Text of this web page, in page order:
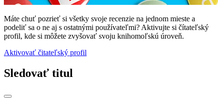
Máte chuť pozrieť si všetky svoje recenzie na jednom mieste a
podeliť sa o ne aj s ostatnými používateľmi? Aktivujte si čítateľský
profil, kde si môžete zvyšovať svoju knihomoľskú úroveň.
Aktivovať čitateľský profil
Sledovať titul